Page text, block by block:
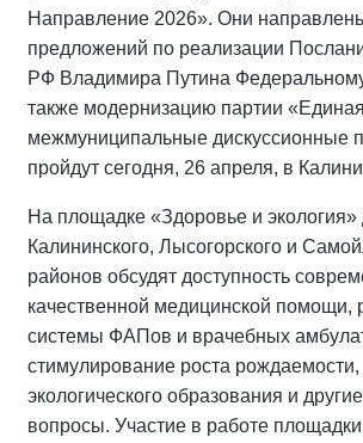
Направление 2026». Они
предложений по реализации
РФ Владимира Путина
также модернизацию партии
межмуниципальные дискуссионные
пройдут сегодня, 26 апреля, в
На площадке «Здоровье и экология»
Калининского, Лысогорского и
районов обсудят доступность
качественной медицинской помощи,
системы ФАПов и врачебных
стимулирование роста
экологического образования и
вопросы. Участие в работе